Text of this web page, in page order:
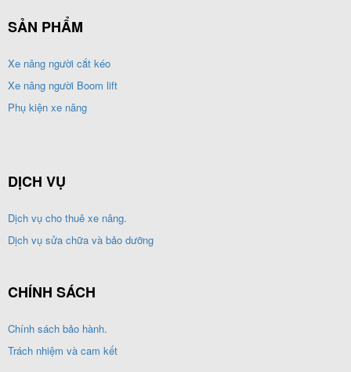
SẢN PHẨM
Xe nâng người cắt kéo
Xe nâng người Boom lift
Phụ kiện xe nâng
DỊCH VỤ
Dịch vụ cho thuê xe nâng.
Dịch vụ sửa chữa và bảo dưỡng
CHÍNH SÁCH
Chính sách bảo hành.
Trách nhiệm và cam kết